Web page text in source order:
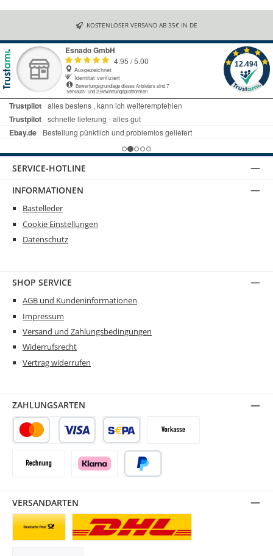
KOSTENLOSER VERSAND AB 35€ IN DE
SERVICE-HOTLINE
INFORMATIONEN
Bastelleder
Cookie Einstellungen
Datenschutz
SHOP SERVICE
AGB und Kundeninformationen
Impressum
Versand und Zahlungsbedingungen
Widerrufsrecht
Vertrag widerrufen
VERSANDARTEN
ZAHLUNGSARTEN
SEPA LastschriftVorkasse